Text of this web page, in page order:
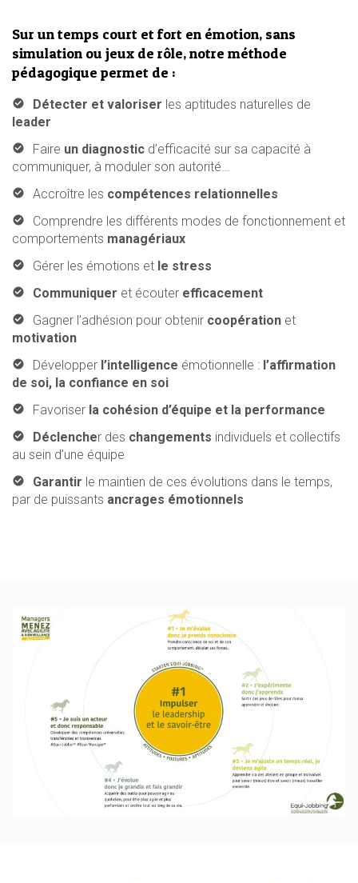
Sur un temps court et fort en émotion, sans
simulation ou jeux de rôle, notre méthode
pédagogique permet de :
Détecter et valoriser les aptitudes naturelles de
leader
Faire un diagnostic d’efficacité sur sa capacité à
communiquer, à moduler son autorité…
Accroître les compétences relationnelles
Comprendre les différents modes de fonctionnement et
comportements managériaux
Gérer les émotions et le stress
Communiquer et écouter efficacement
Gagner l’adhésion pour obtenir coopération et
motivation
Développer l’intelligence émotionnelle : l’affirmation
de soi, la confiance en soi
Favoriser la cohésion d’équipe et la performance
Déclencher des changements individuels et collectifs
au sein d’une équipe
Garantir le maintien de ces évolutions dans le temps,
par de puissants ancrages émotionnels